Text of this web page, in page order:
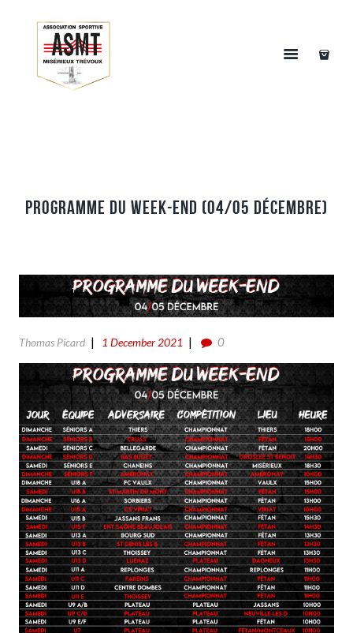
Programme du week-end (04/05 Décembre)
Thomas Picard 1 December 2021 0